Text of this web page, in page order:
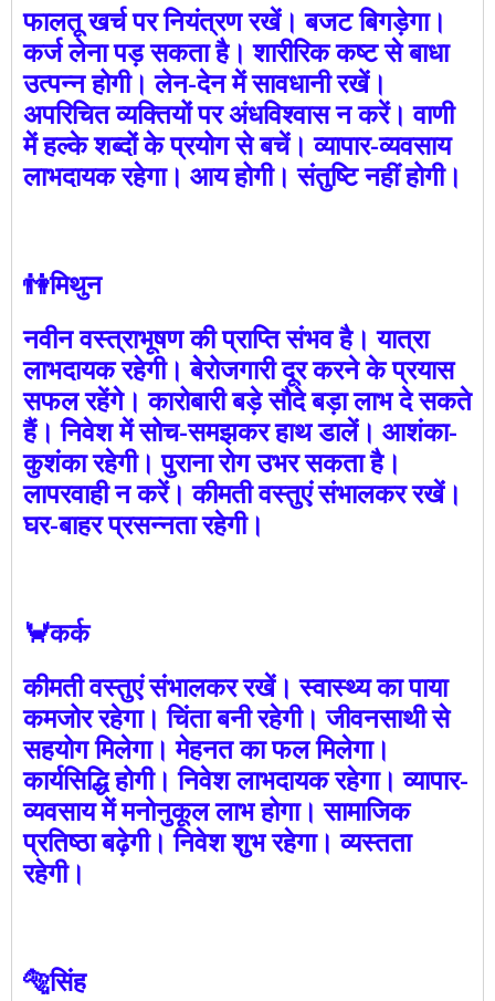
फालतू खर्च पर नियंत्रण रखें। बजट बिगड़ेगा।
कर्ज लेना पड़ सकता है। शारीरिक कष्ट से बाधा
उत्पन्न होगी। लेन-देन में सावधानी रखें।
अपरिचित व्यक्तियों पर अंधविश्वास न करें। वाणी
में हल्के शब्दों के प्रयोग से बचें। व्यापार-व्यवसाय
लाभदायक रहेगा। आय होगी। संतुष्टि नहीं होगी।
👫मिथुन
नवीन वस्त्राभूषण की प्राप्ति संभव है। यात्रा
लाभदायक रहेगी। बेरोजगारी दूर करने के प्रयास
सफल रहेंगे। कारोबारी बड़े सौदे बड़ा लाभ दे सकते
हैं। निवेश में सोच-समझकर हाथ डालें। आशंका-
कुशंका रहेगी। पुराना रोग उभर सकता है।
लापरवाही न करें। कीमती वस्तुएं संभालकर रखें।
घर-बाहर प्रसन्नता रहेगी।
🦀कर्क
कीमती वस्तुएं संभालकर रखें। स्वास्थ्य का पाया
कमजोर रहेगा। चिंता बनी रहेगी। जीवनसाथी से
सहयोग मिलेगा। मेहनत का फल मिलेगा।
कार्यसिद्धि होगी। निवेश लाभदायक रहेगा। व्यापार-
व्यवसाय में मनोनुकूल लाभ होगा। सामाजिक
प्रतिष्ठा बढ़ेगी। निवेश शुभ रहेगा। व्यस्तता
रहेगी।
🐅सिंह